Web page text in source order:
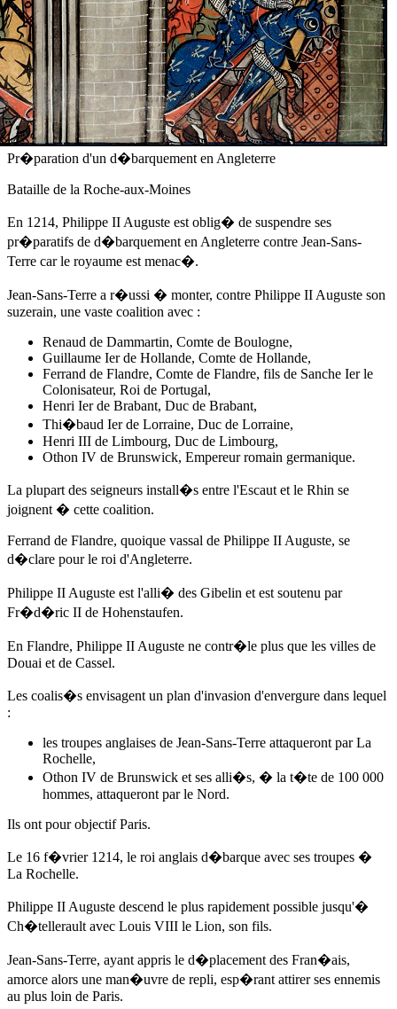
Pr�paration d'un d�barquement en Angleterre
Bataille de la Roche-aux-Moines
En 1214, Philippe II Auguste est oblig� de suspendre ses
pr�paratifs de d�barquement en Angleterre contre Jean-Sans-
Terre car le royaume est menac�.
Jean-Sans-Terre a r�ussi � monter, contre Philippe II Auguste son
suzerain, une vaste coalition avec :
Renaud de Dammartin, Comte de Boulogne,
Guillaume Ier de Hollande, Comte de Hollande,
Ferrand de Flandre, Comte de Flandre, fils de Sanche Ier le
Colonisateur, Roi de Portugal,
Henri Ier de Brabant, Duc de Brabant,
Thi�baud Ier de Lorraine, Duc de Lorraine,
Henri III de Limbourg, Duc de Limbourg,
Othon IV de Brunswick, Empereur romain germanique.
La plupart des seigneurs install�s entre l'Escaut et le Rhin se
joignent � cette coalition.
Ferrand de Flandre, quoique vassal de Philippe II Auguste, se
d�clare pour le roi d'Angleterre.
Philippe II Auguste est l'alli� des Gibelin et est soutenu par
Fr�d�ric II de Hohenstaufen.
En Flandre, Philippe II Auguste ne contr�le plus que les villes de
Douai et de Cassel.
Les coalis�s envisagent un plan d'invasion d'envergure dans lequel
:
les troupes anglaises de Jean-Sans-Terre attaqueront par La
Rochelle,
Othon IV de Brunswick et ses alli�s, � la t�te de 100 000
hommes, attaqueront par le Nord.
Ils ont pour objectif Paris.
Le 16 f�vrier 1214, le roi anglais d�barque avec ses troupes �
La Rochelle.
Philippe II Auguste descend le plus rapidement possible jusqu'�
Ch�tellerault avec Louis VIII le Lion, son fils.
Jean-Sans-Terre, ayant appris le d�placement des Fran�ais,
amorce alors une man�uvre de repli, esp�rant attirer ses ennemis
au plus loin de Paris.